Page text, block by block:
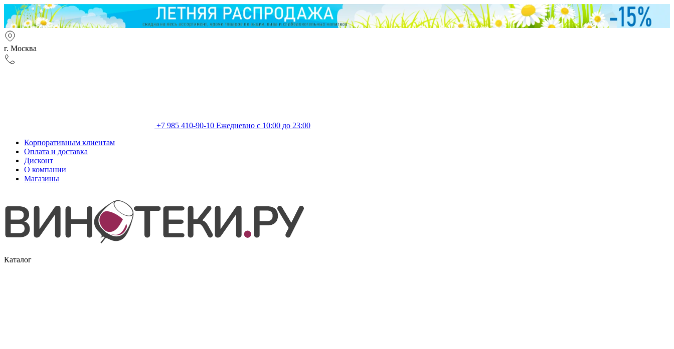
г. Москва
+7 985 410-90-10 Ежедневно с 10:00 до 23:00
Корпоративным клиентам
Оплата и доставка
Дисконт
О компании
Магазины
Каталог